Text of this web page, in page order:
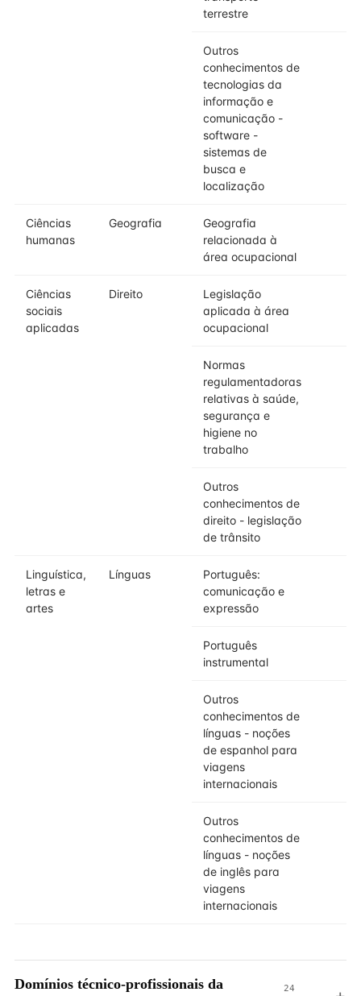
terrestre
Outros
conhecimentos de
tecnologias da
informação e
comunicação -
software -
sistemas de
busca e
localização
Ciências
humanas
Geografia
Geografia
relacionada à
área ocupacional
Ciências
sociais
aplicadas
Direito
Legislação
aplicada à área
ocupacional
Normas
regulamentadoras
relativas à saúde,
segurança e
higiene no
trabalho
Outros
conhecimentos de
direito - legislação
de trânsito
Linguística,
letras e
artes
Línguas
Português:
comunicação e
expressão
Português
instrumental
Outros
conhecimentos de
línguas - noções
de espanhol para
viagens
internacionais
Outros
conhecimentos de
línguas - noções
de inglês para
viagens
internacionais
Domínios técnico-profissionais da
24